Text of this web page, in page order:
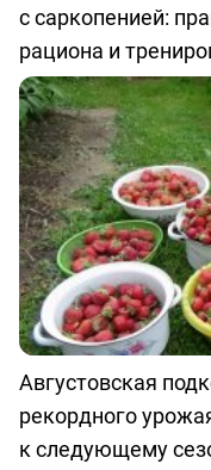
с саркопенией:
рациона и
Августовская
рекордного
к следующему